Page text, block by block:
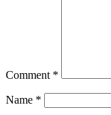
Comment *
Name *